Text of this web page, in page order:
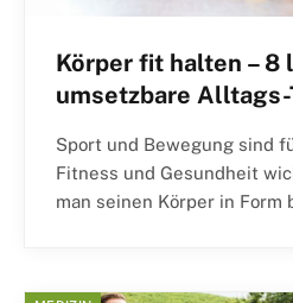
Körper fit halten – 8
umsetzbare Alltags-
Sport und Bewegung sind
Fitness und Gesundheit
man seinen Körper in Form